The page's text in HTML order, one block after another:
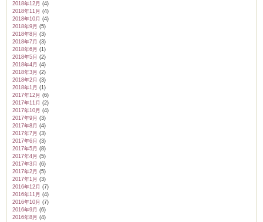
2018年12月 (4)
2018年11月 (4)
2018年10月 (4)
2018年9月 (5)
2018年8月 (3)
2018年7月 (3)
2018年6月 (1)
2018年5月 (2)
2018年4月 (4)
2018年3月 (2)
2018年2月 (3)
2018年1月 (1)
2017年12月 (6)
2017年11月 (2)
2017年10月 (4)
2017年9月 (3)
2017年8月 (4)
2017年7月 (3)
2017年6月 (3)
2017年5月 (8)
2017年4月 (5)
2017年3月 (6)
2017年2月 (5)
2017年1月 (3)
2016年12月 (7)
2016年11月 (4)
2016年10月 (7)
2016年9月 (6)
2016年8月 (4)